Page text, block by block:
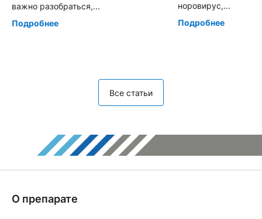
важно разобраться,...
Подробнее
норовирус,...
Подробнее
Все статьи
О препарате